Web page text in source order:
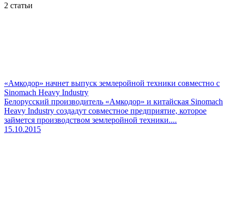
2 статьи
«Амкодор» начнет выпуск землеройной техники совместно с
Sinomach Heavy Industry
Белорусский производитель «Амкодор» и китайская Sinomach
Heavy Industry создадут совместное предприятие, которое
займется производством землеройной техники....
15.10.2015